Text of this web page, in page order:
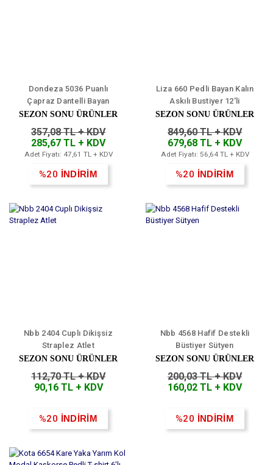
Dondeza 5036 Puanlı
Çapraz Dantelli Bayan
Bustiyer 6'lı
SEZON SONU ÜRÜNLER
357,08 TL + KDV
285,67 TL + KDV
Adet Fiyatı: 47,61 TL + KDV
%20 İNDİRİM
Liza 660 Pedli Bayan Kalın
Askılı Bustiyer 12'li
SEZON SONU ÜRÜNLER
849,60 TL + KDV
679,68 TL + KDV
Adet Fiyatı: 56,64 TL + KDV
%20 İNDİRİM
Nbb 2404 Cuplı Dikişsiz
Straplez Atlet
SEZON SONU ÜRÜNLER
112,70 TL + KDV
90,16 TL + KDV
%20 İNDİRİM
Nbb 4568 Hafif Destekli
Büstiyer Sütyen
SEZON SONU ÜRÜNLER
200,03 TL + KDV
160,02 TL + KDV
%20 İNDİRİM